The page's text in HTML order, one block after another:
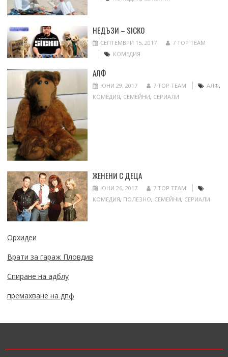
НЕДЪЗИ – SICKO
СЕПТЕМВРИ 15, 2017
7 TOP TEAM
КОМЕДИЯ
АЛФ
ЮНИ 29, 2017 7 TOP TEAM АЛФ,
КОМЕДИЯ, СЕМЕЙНИ, СЕРИАЛИ
ЖЕНЕНИ С ДЕЦА
ЮНИ 26, 2017
7 TOP TEAM
КОМЕДИЯ, ПОЛЕЗНО, СЕМЕЙНИ, СЕРИАЛИ
Орхидеи
Врати за гараж Пловдив
Спиране на адблу
премахване на дпф